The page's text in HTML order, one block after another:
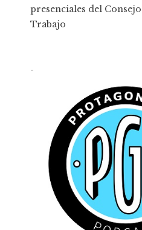
presenciales del
Trabajo
-